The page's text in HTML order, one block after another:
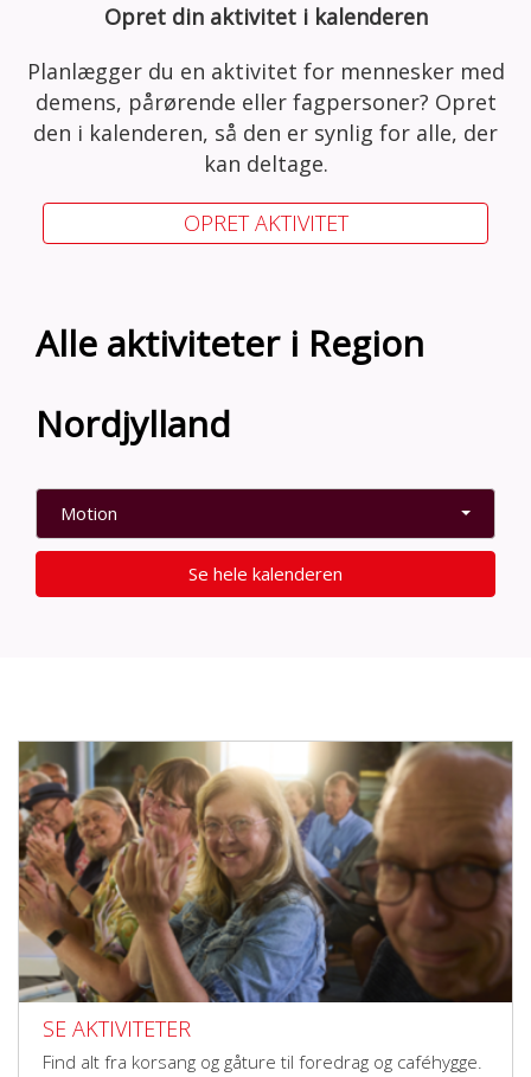
Opret din aktivitet i kalenderen
Planlægger du en aktivitet for mennesker med
demens, pårørende eller fagpersoner? Opret
den i kalenderen, så den er synlig for alle, der
kan deltage.
OPRET AKTIVITET
Alle aktiviteter i Region
Nordjylland
Motion
Se hele kalenderen
SE AKTIVITETER
Find alt fra korsang og gåture til foredrag og caféhygge.